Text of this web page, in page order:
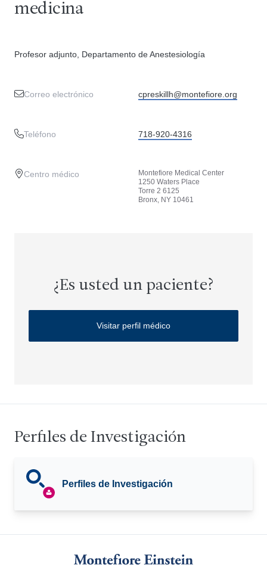
medicina
Profesor adjunto, Departamento de Anestesiología
Correo electrónico cpreskillh@montefiore.org
Teléfono 718-920-4316
Centro médico
Montefiore Medical Center
1250 Waters Place
Torre 2 6125
Bronx, NY 10461
¿Es usted un paciente?
Visitar perfil médico
Perfiles de Investigación
Perfiles de Investigación